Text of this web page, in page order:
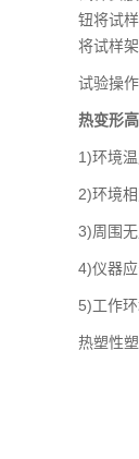
钮将试
将试样
试验操
热变形
1)环境
2)环境
3)周围
4)仪器
5)工作
热塑性